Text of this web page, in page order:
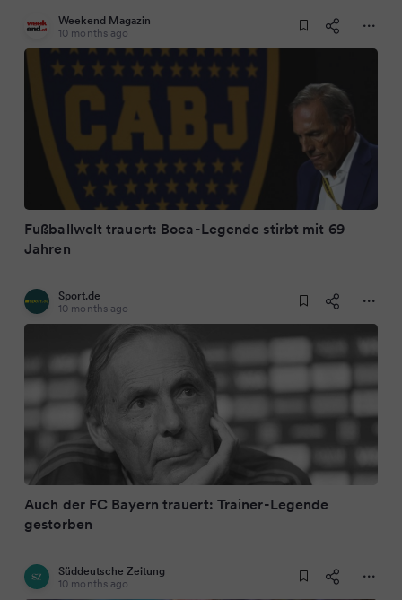
Weekend Magazin
10 months ago
Fußballwelt trauert: Boca-Legende stirbt mit 69
Jahren
Sport.de
10 months ago
Auch der FC Bayern trauert: Trainer-Legende
gestorben
Süddeutsche Zeitung
10 months ago